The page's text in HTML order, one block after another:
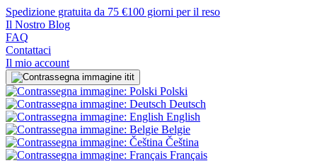
Spedizione gratuita da 75 €100 giorni per il reso
Il Nostro Blog
FAQ
Contattaci
Il mio account
it
Polski
Deutsch
English
Belgie
Čeština
Français